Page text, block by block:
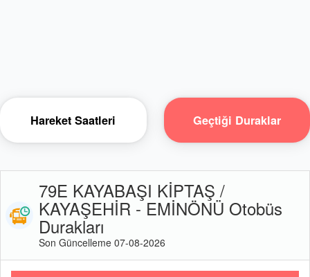
Hareket Saatleri Geçtiği Duraklar
79E KAYABAŞI KİPTAŞ /
KAYAŞEHİR - EMİNÖNÜ Otobüs
Durakları
Son Güncelleme 07-08-2026